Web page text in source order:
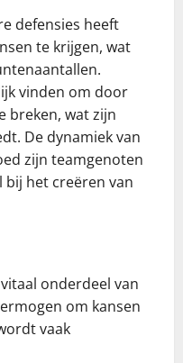
defensies heeft
te krijgen, wat
vinden om door
breken, wat zijn
De dynamiek van
zijn teamgenoten
het creëren van
onderdeel van
om kansen
vaak